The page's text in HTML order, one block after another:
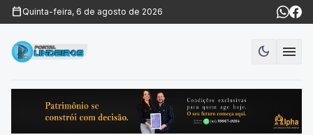
calendar_today Quinta-feira, 6 de agosto de 2026
dark_modeModo
menu